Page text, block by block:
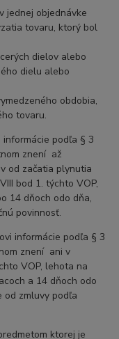
jednej objednávke
tovaru, ktorý bol
dielov alebo
dielu alebo
obdobia,
tovaru.
podľa § 3
znení až
od začatia plynutia
bod 1. týchto VOP,
14 dňoch odo dňa,
povinnosť.
informácie podľa § 3
znení ani v
VOP, lehota na
a 14 dňoch odo
od zmluvy podľa
ktorej je